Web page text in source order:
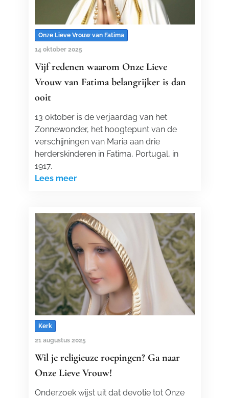
Onze Lieve Vrouw van Fatima
14 oktober 2025
Vijf redenen waarom Onze Lieve
Vrouw van Fatima belangrijker is dan
ooit
13 oktober is de verjaardag van het
Zonnewonder, het hoogtepunt van de
verschijningen van Maria aan drie
herderskinderen in Fatima, Portugal, in
1917.
Lees meer
Kerk
21 augustus 2025
Wil je religieuze roepingen? Ga naar
Onze Lieve Vrouw!
Onderzoek wijst uit dat devotie tot Onze